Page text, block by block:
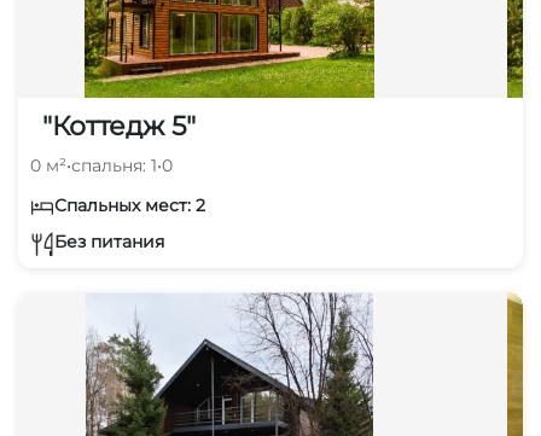
"Коттедж 5"
0 м²•спальня: 1•0
Спальных мест: 2
Без питания